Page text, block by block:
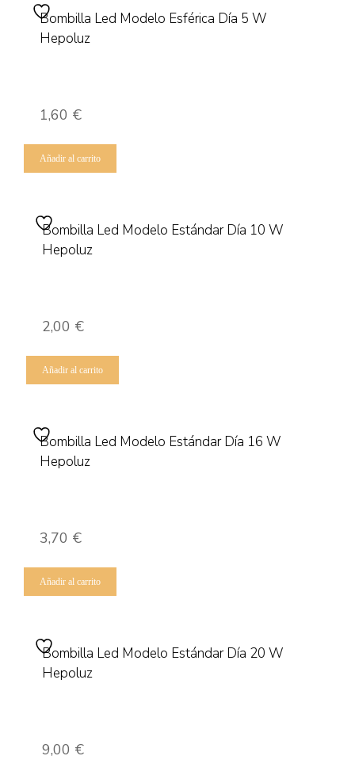
Bombilla Led Modelo Esférica Día 5 W
Hepoluz
1,60 €
Añadir al carrito
Bombilla Led Modelo Estándar Día 10 W
Hepoluz
2,00 €
Añadir al carrito
Bombilla Led Modelo Estándar Día 16 W
Hepoluz
3,70 €
Añadir al carrito
Bombilla Led Modelo Estándar Día 20 W
Hepoluz
9,00 €